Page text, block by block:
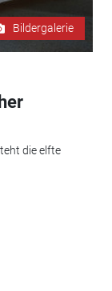
Bildergalerie
die elfte